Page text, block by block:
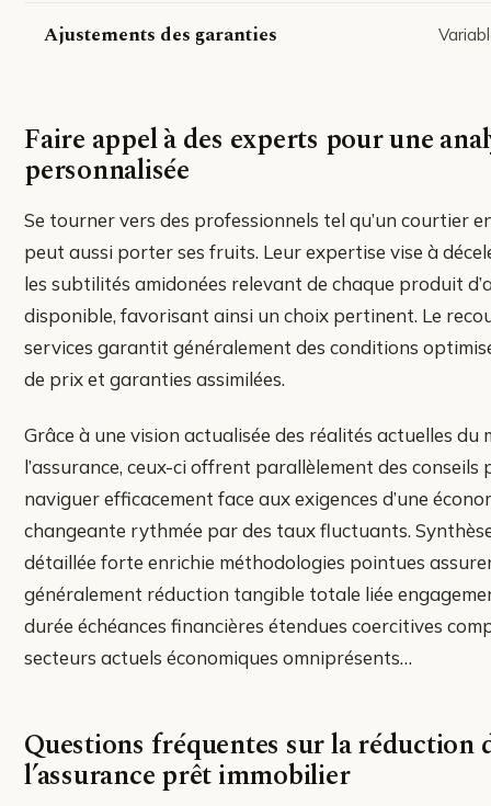
Ajustements des garanties
Faire appel à des experts pour une
personnalisée
Se tourner vers des professionnels tel qu’un courtier
peut aussi porter ses fruits. Leur expertise vise à
les subtilités amidonées relevant de chaque produit
disponible, favorisant ainsi un choix pertinent. Le
services garantit généralement des conditions
de prix et garanties assimilées.
Grâce à une vision actualisée des réalités actuelles du
l’assurance, ceux-ci offrent parallèlement des conseils
naviguer efficacement face aux exigences d’une
changeante rythmée par des taux fluctuants.
détaillée forte enrichie méthodologies pointues
généralement réduction tangible totale liée
durée échéances financières étendues coercitives
secteurs actuels économiques omniprésents…
Questions fréquentes sur la réduction
l’assurance prêt immobilier